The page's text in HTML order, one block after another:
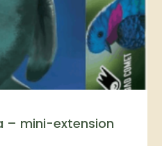
– mini-extension